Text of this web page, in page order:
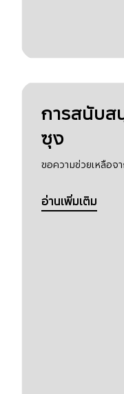
การสนับส
ซุง
ขอความช่วยเหลือจ
อ่านเพิ่มเติม